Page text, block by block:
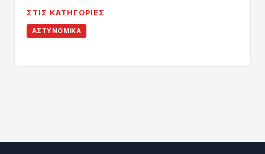
ΣΤΙΣ ΚΑΤΗΓΟΡΊΕΣ
ΑΣΤΥΝΟΜΙΚΆ